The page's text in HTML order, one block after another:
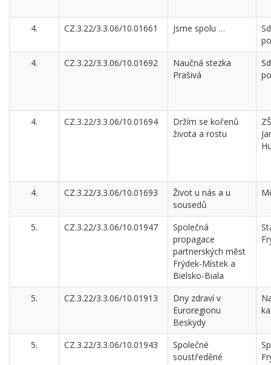
4. CZ.3.22/3.3.06/10.01661 Jsme spolu …
4.
CZ.3.22/3.3.06/10.01692
Naučná stezka
Prašivá
4. CZ.3.22/3.3.06/10.01694
Držím se kořenů
života a rostu
4. CZ.3.22/3.3.06/10.01693
Život u nás a u
sousedů
5. CZ.3.22/3.3.06/10.01947
Společná
propagace
partnerských měst
Frýdek-Místek a
Bielsko-Biala
5. CZ.3.22/3.3.06/10.01913
Dny zdraví v
Euroregionu
Beskydy
5. CZ.3.22/3.3.06/10.01943
Společné
soustředěné